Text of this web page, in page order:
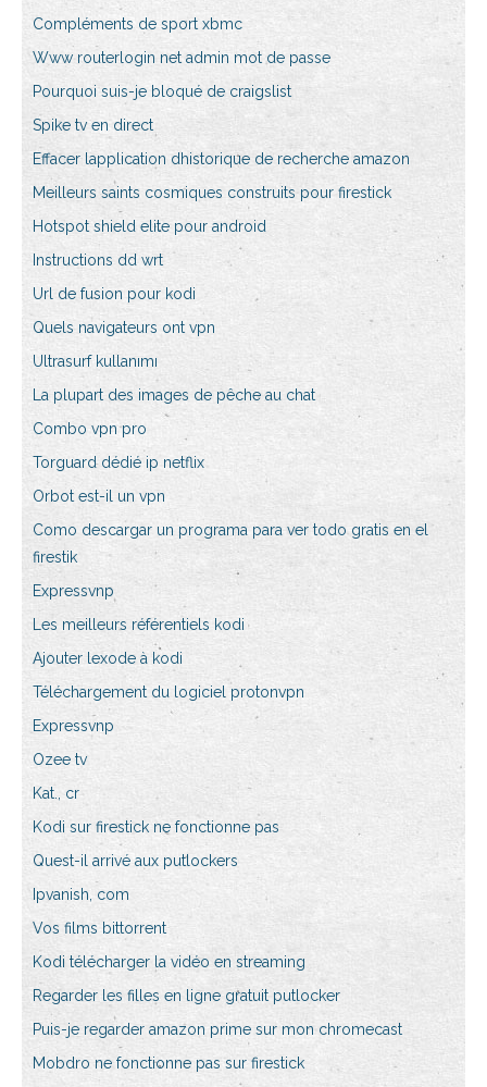
Compléments de sport xbmc
Www routerlogin net admin mot de passe
Pourquoi suis-je bloqué de craigslist
Spike tv en direct
Effacer lapplication dhistorique de recherche amazon
Meilleurs saints cosmiques construits pour firestick
Hotspot shield elite pour android
Instructions dd wrt
Url de fusion pour kodi
Quels navigateurs ont vpn
Ultrasurf kullanımı
La plupart des images de pêche au chat
Combo vpn pro
Torguard dédié ip netflix
Orbot est-il un vpn
Como descargar un programa para ver todo gratis en el
firestik
Expressvnp
Les meilleurs référentiels kodi
Ajouter lexode à kodi
Téléchargement du logiciel protonvpn
Expressvnp
Ozee tv
Kat., cr
Kodi sur firestick ne fonctionne pas
Quest-il arrivé aux putlockers
Ipvanish, com
Vos films bittorrent
Kodi télécharger la vidéo en streaming
Regarder les filles en ligne gratuit putlocker
Puis-je regarder amazon prime sur mon chromecast
Mobdro ne fonctionne pas sur firestick